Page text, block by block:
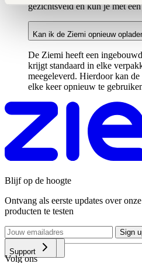
gezichtsveld en kun je met
Kan ik de Ziemi opnieuw
De Ziemi heeft een
krijgt standaard in elke
meegeleverd. Hierdoor kan
elke keer opnieuw te
Blijf op de hoogte
Ontvang als eerste updates over
producten te testen
Sign
Producten
Ziemi
Support
Volg ons